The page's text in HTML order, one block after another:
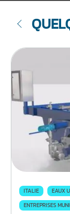
ITALIE
EAUX
ENTREPRISES